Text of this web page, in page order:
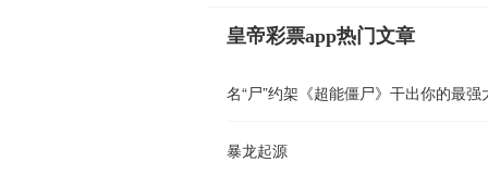
皇帝彩票app热门文章
名“尸”约架《超能僵尸》干出你的最强
暴龙起源